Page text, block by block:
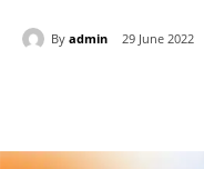
By admin 29 June 2022